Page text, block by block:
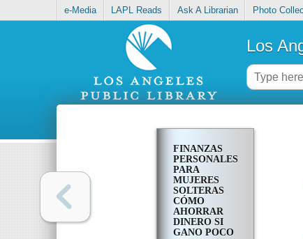
e-Media LAPL Reads Ask A Librarian Photo
Los
FINANZAS
PERSONALES
PARA
MUJERES
SOLTERAS
CÓMO
AHORRAR
DINERO SI
GANO POCO